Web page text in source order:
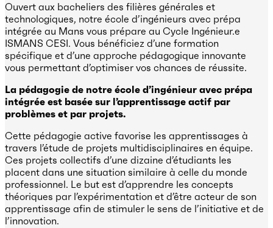
Ouvert aux bacheliers des filières générales et
technologiques, notre école d’ingénieurs avec prépa
intégrée au Mans vous prépare au Cycle Ingénieur.e
ISMANS CESI. Vous bénéficiez d’une formation
spécifique et d’une approche pédagogique innovante
vous permettant d’optimiser vos chances de réussite.
La pédagogie de notre école d’ingénieur avec prépa
intégrée est basée sur l’apprentissage actif par
problèmes et par projets.
Cette pédagogie active favorise les apprentissages à
travers l’étude de projets multidisciplinaires en équipe.
Ces projets collectifs d’une dizaine d’étudiants les
placent dans une situation similaire à celle du monde
professionnel. Le but est d’apprendre les concepts
théoriques par l’expérimentation et d’être acteur de son
apprentissage afin de stimuler le sens de l’initiative et de
l’innovation.